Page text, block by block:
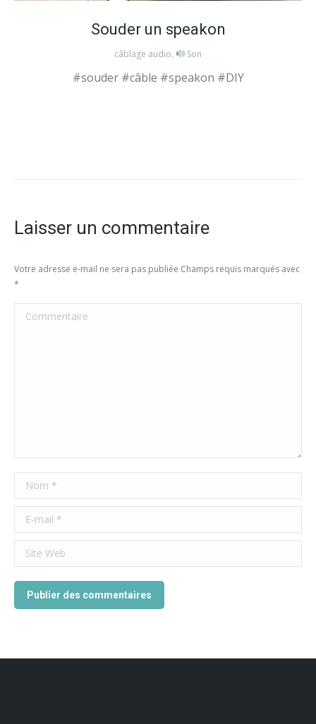
Souder un speakon
câblage audio, Son
#souder #câble #speakon #DIY
Laisser un commentaire
Votre adresse e-mail ne sera pas publiée Champs requis marqués avec
*
Commentaire
Nom *
E-mail *
Site Web
Publier des commentaires